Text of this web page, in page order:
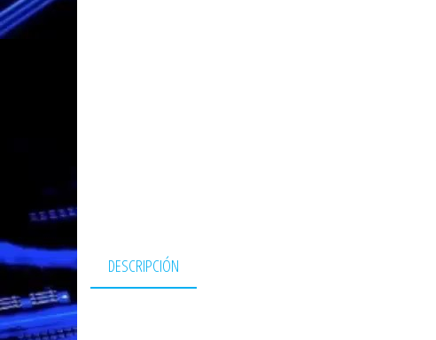
DESCRIPCIÓN